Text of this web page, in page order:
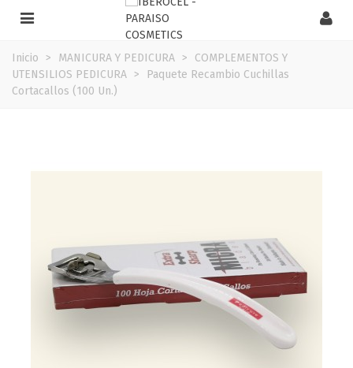
Inicio > MANICURA Y PEDICURA >
COMPLEMENTOS Y
UTENSILIOS PEDICURA >
Paquete Recambio Cuchillas
Cortacallos (100 Un.)